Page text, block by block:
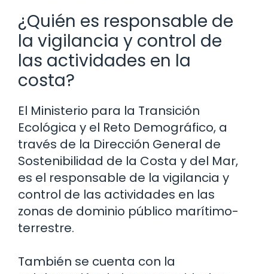
¿Quién es responsable de
la vigilancia y control de
las actividades en la
costa?
El Ministerio para la Transición
Ecológica y el Reto Demográfico, a
través de la Dirección General de
Sostenibilidad de la Costa y del Mar,
es el responsable de la vigilancia y
control de las actividades en las
zonas de dominio público marítimo-
terrestre.
También se cuenta con la